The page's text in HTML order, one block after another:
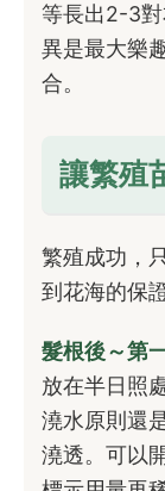
等長出2-3
異是最大樂
合。
讓繁殖
繁殖成功，
到花海的保
髮根後～第
放在半日照
澆水原則還
澆透。可以